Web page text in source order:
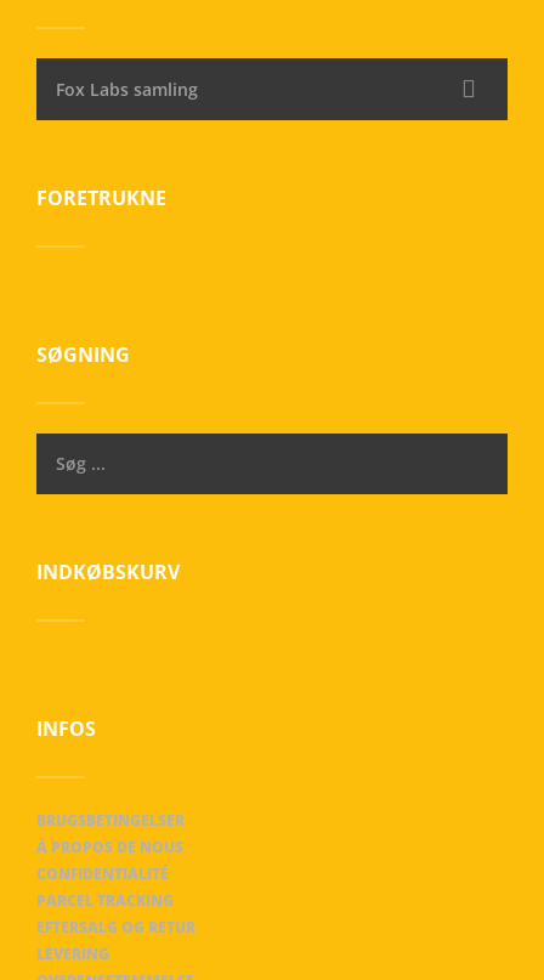
Fox Labs samling
FORETRUKNE
SØGNING
INDKØBSKURV
INFOS
BRUGSBETINGELSER
À PROPOS DE NOUS
CONFIDENTIALITÉ
PARCEL TRACKING
EFTERSALG OG RETUR
LEVERING